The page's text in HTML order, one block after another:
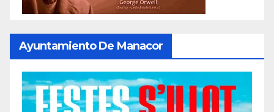
Ayuntamiento De Manacor